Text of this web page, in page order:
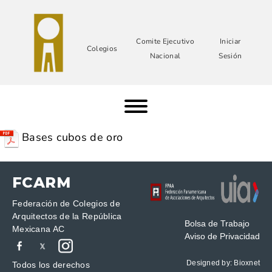
Colegios
Comite Ejecutivo
Nacional
Iniciar
Sesión
Bases cubos de oro
FCARM
Federación de Colegios de
Arquitectos de la República
Mexicana AC
Todos los derechos
Bolsa de Trabajo
Aviso de Privacidad
Designed by: Bioxnet